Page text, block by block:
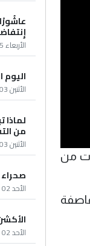
من
الأربعاء 05 آب 2026
اليوم
الأثنين 03 آب 2026
لماذا
من
الأثنين 03 آب 2026
الأحد 02 آب 2026
الأحد 02 آب 2026